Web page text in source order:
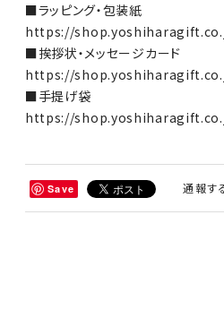
■ラッピング・包装紙
https://
■挨拶状・メッセージカード
https://
■手提げ袋
https://
Save 通報す